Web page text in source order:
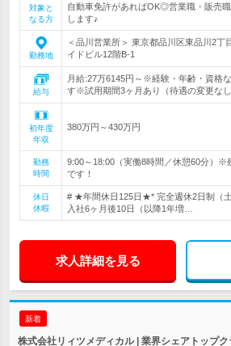
対象と
なる方
自動車免許があればOK◎営業職・販売
します♪
勤務地
＜品川営業所＞ 東京都品川区東品川2丁
イドビル12階B-1
給与
月給:27万6145円～※経験・年齢・資格
す※試用期間3ヶ月あり（待遇の変更な
初年度
年収
380万円～430万円
勤務
時間
9:00～18:00（実働8時間／休憩60分）※
です！
休日
休暇
# ★年間休日125日★* 完全週休2日制（
入社6ヶ月後10日（以降1年増…
求人詳細を見る
新着
株式会社リィツメディカル | 業界シェアトップ